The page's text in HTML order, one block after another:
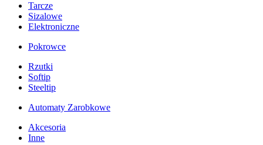
Tarcze
Sizalowe
Elektroniczne
Pokrowce
Rzutki
Softip
Steeltip
Automaty Zarobkowe
Akcesoria
Inne